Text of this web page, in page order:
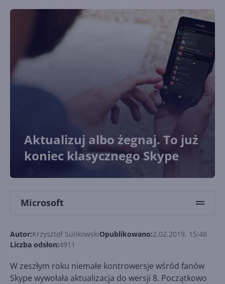
Aktualizuj albo żegnaj. To już
koniec klasycznego Skype
Microsoft
Autor:Krzysztof SulikowskiOpublikowano:2.02.2019, 15:48
Liczba odsłon:4911
W zeszłym roku niemałe kontrowersje wśród fanów
Skype wywołała aktualizacja do wersji 8. Początkowo